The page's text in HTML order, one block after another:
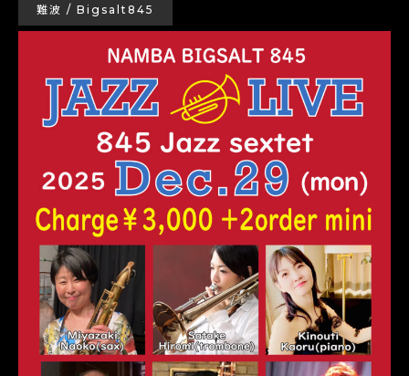
難波 / Bigsalt845